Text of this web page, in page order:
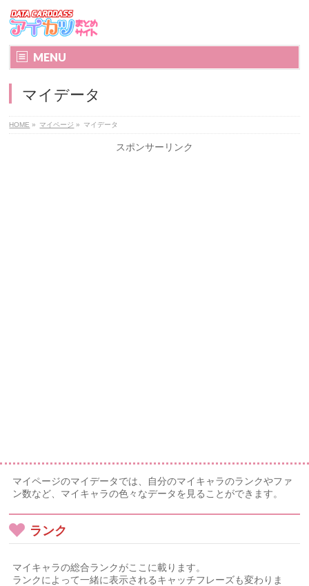
MENU
マイデータ
HOME » マイページ » マイデータ
スポンサーリンク
マイページのマイデータでは、自分のマイキャラのランクやファ
ン数など、マイキャラの色々なデータを見ることができます。
ランク
マイキャラの総合ランクがここに載ります。
ランクによって一緒に表示されるキャッチフレーズも変わりま